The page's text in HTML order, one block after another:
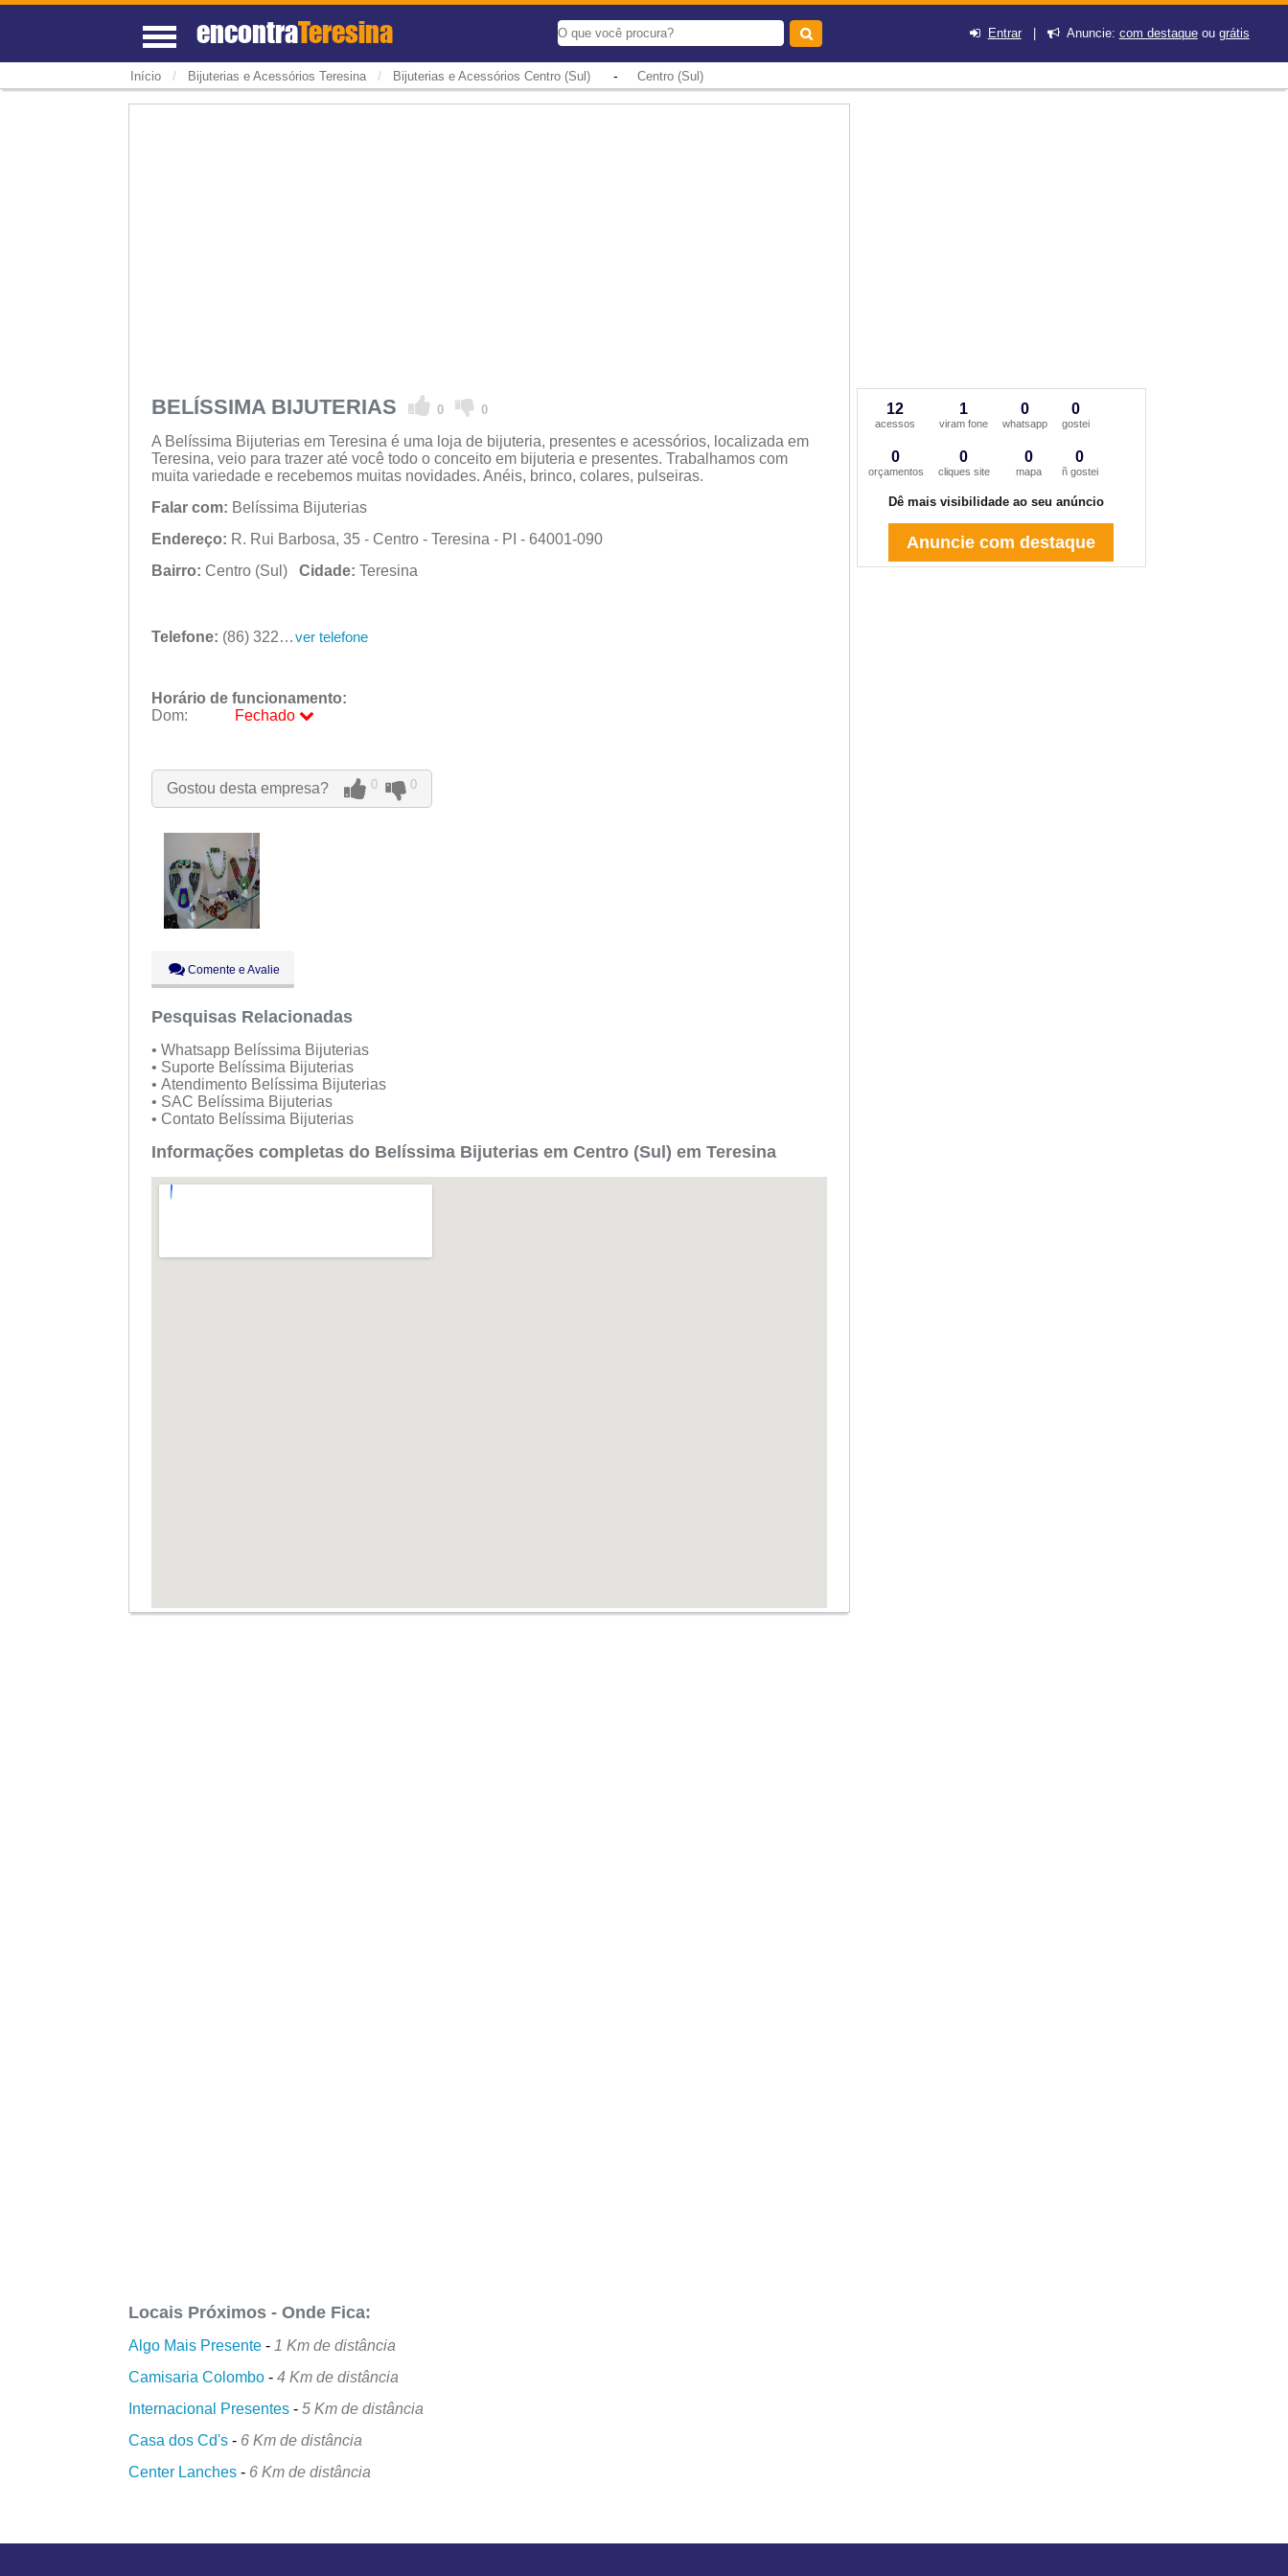
encontraTeresina Entrar| Anuncie: com destaqueou grátis
Início / Bijuterias e Acessórios Teresina / Bijuterias e Acessórios Centro (Sul)- Centro (Sul)
BELÍSSIMA BIJUTERIAS 0 0
A Belíssima Bijuterias em Teresina é uma loja de bijuteria, presentes e acessórios, localizada em
Teresina, veio para trazer até você todo o conceito em bijuteria e presentes. Trabalhamos com
muita variedade e recebemos muitas novidades. Anéis, brinco, colares, pulseiras.
Falar com: Belíssima Bijuterias
Endereço: R. Rui Barbosa, 35 - Centro - Teresina - PI - 64001-090
Bairro: Centro (Sul) Cidade: Teresina
Telefone: (86) 3223-1055 ver telefone
Horário de funcionamento:
Dom:
Fechado
Qua:
09:00 - 18:00
Qui:
09:00 - 18:00
Sáb:
Fechado
Fechado
Gostou desta empresa? 0 0
Comente e Avalie
Pesquisas Relacionadas
• Whatsapp Belíssima Bijuterias
• Suporte Belíssima Bijuterias
• Atendimento Belíssima Bijuterias
• SAC Belíssima Bijuterias
• Contato Belíssima Bijuterias
Informações completas do Belíssima Bijuterias em Centro (Sul) em Teresina
Locais Próximos - Onde Fica:
Algo Mais Presente - 1 Km de distância
Camisaria Colombo -4 Km de distância
Internacional Presentes -5 Km de distância
Casa dos Cd's - 6 Km de distância
Center Lanches - 6 Km de distância
12
acessos
1
viram fone
0
whatsapp
0
gostei
0
orçamentos
0
cliques site
0
mapa
0
ñ gostei
Dê mais visibilidade ao seu anúncio
Anuncie com destaque